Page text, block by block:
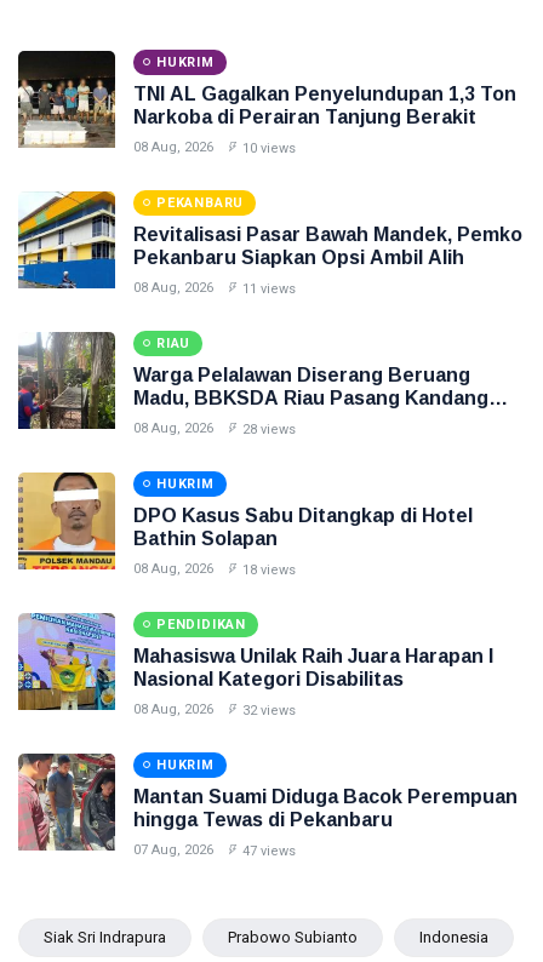
HUKRIM
TNI AL Gagalkan Penyelundupan 1,3 Ton
Narkoba di Perairan Tanjung Berakit
08 Aug, 2026 10 views
PEKANBARU
Revitalisasi Pasar Bawah Mandek, Pemko
Pekanbaru Siapkan Opsi Ambil Alih
08 Aug, 2026 11 views
RIAU
Warga Pelalawan Diserang Beruang
Madu, BBKSDA Riau Pasang Kandang
Jebak
08 Aug, 2026 28 views
HUKRIM
DPO Kasus Sabu Ditangkap di Hotel
Bathin Solapan
08 Aug, 2026 18 views
PENDIDIKAN
Mahasiswa Unilak Raih Juara Harapan I
Nasional Kategori Disabilitas
08 Aug, 2026 32 views
HUKRIM
Mantan Suami Diduga Bacok Perempuan
hingga Tewas di Pekanbaru
07 Aug, 2026 47 views
Siak Sri Indrapura Prabowo Subianto Indonesia